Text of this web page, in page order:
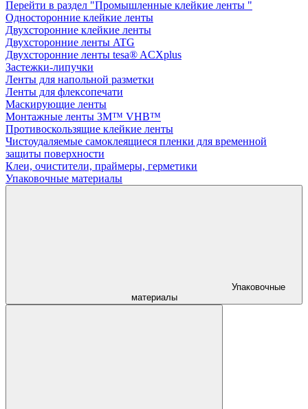
Перейти в раздел "Промышленные клейкие ленты "
Односторонние клейкие ленты
Двухсторонние клейкие ленты
Двухсторонние ленты ATG
Двухсторонние ленты tesa® ACXplus
Застежки-липучки
Ленты для напольной разметки
Ленты для флексопечати
Маскирующие ленты
Монтажные ленты 3M™ VHB™
Противоскользящие клейкие ленты
Чистоудаляемые самоклеящиеся пленки для временной
защиты поверхности
Клеи, очистители, праймеры, герметики
Упаковочные материалы
Упаковочные
материалы